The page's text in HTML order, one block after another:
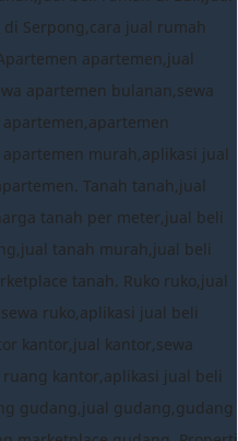
Serpong,cara jual rumah
apartemen,jual
apartemen bulanan,sewa
murah,aplikasi jual
Tanah tanah,jual
tanah per meter,jual beli
tanah murah,jual beli
tanah. Ruko ruko,jual
ruko,aplikasi jual beli
kantor,jual kantor,sewa
kantor,aplikasi jual beli
gudang,jual gudang,gudang